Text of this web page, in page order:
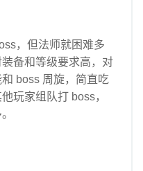
，但法师就困难多
备和等级要求高，对
boss 周旋，简直吃
玩家组队打 boss，